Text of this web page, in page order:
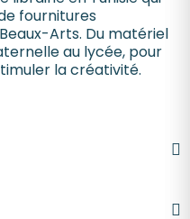
fournitures
Arts. Du matériel
au lycée, pour
la créativité.